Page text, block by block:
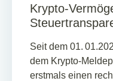
Krypto-
Seit dem 01.
dem
erstmals einen